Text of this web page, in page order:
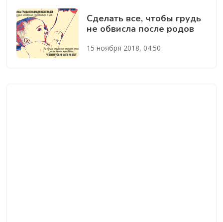
Сделать все, чтобы грудь
не обвисла после родов
15 ноября 2018, 04:50